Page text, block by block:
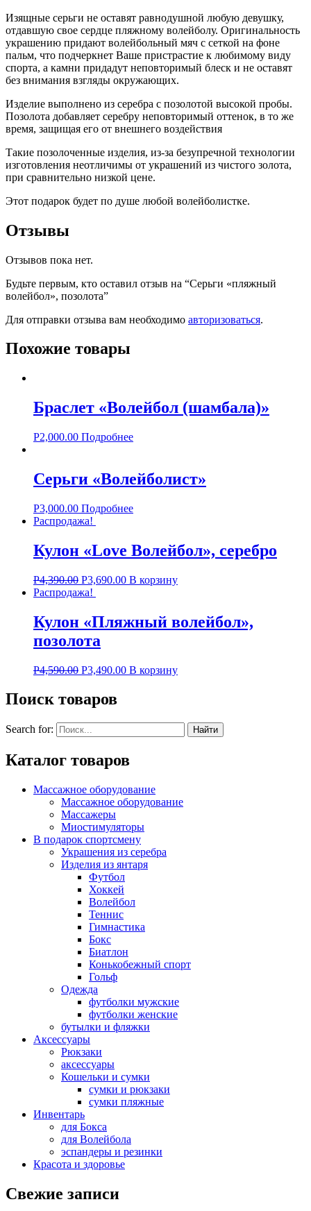
Изящные серьги не оставят равнодушной любую девушку,
отдавшую свое сердце пляжному волейболу. Оригинальность
украшению придают волейбольный мяч с сеткой на фоне
пальм, что подчеркнет Ваше пристрастие к любимому виду
спорта, а камни придадут неповторимый блеск и не оставят
без внимания взгляды окружающих.
Изделие выполнено из серебра с позолотой высокой пробы.
Позолота добавляет серебру неповторимый оттенок, в то же
время, защищая его от внешнего воздействия
Такие позолоченные изделия, из-за безупречной технологии
изготовления неотличимы от украшений из чистого золота,
при сравнительно низкой цене.
Этот подарок будет по душе любой волейболистке.
Отзывы
Отзывов пока нет.
Будьте первым, кто оставил отзыв на “Серьги «пляжный
волейбол», позолота”
Для отправки отзыва вам необходимо авторизоваться.
Похожие товары
Браслет «Волейбол (шамбала)»
Р2,000.00 Подробнее
Серьги «Волейболист»
Р3,000.00 Подробнее
Распродажа!
Кулон «Love Волейбол», серебро
Р4,390.00 Р3,690.00 В корзину
Распродажа!
Кулон «Пляжный волейбол»,
позолота
Р4,590.00 Р3,490.00 В корзину
Поиск товаров
Search for:
Каталог товаров
Массажное оборудование
Массажное оборудование
Массажеры
Миостимуляторы
В подарок спортсмену
Украшения из серебра
Изделия из янтаря
Футбол
Хоккей
Волейбол
Теннис
Гимнастика
Бокс
Биатлон
Конькобежный спорт
Гольф
Одежда
футболки мужские
футболки женские
бутылки и фляжки
Аксессуары
Рюкзаки
аксессуары
Кошельки и сумки
сумки и рюкзаки
сумки пляжные
Инвентарь
для Бокса
для Волейбола
эспандеры и резинки
Красота и здоровье
Свежие записи